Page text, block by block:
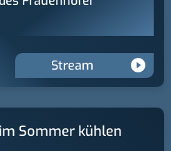
Stream
Sommer kühlen